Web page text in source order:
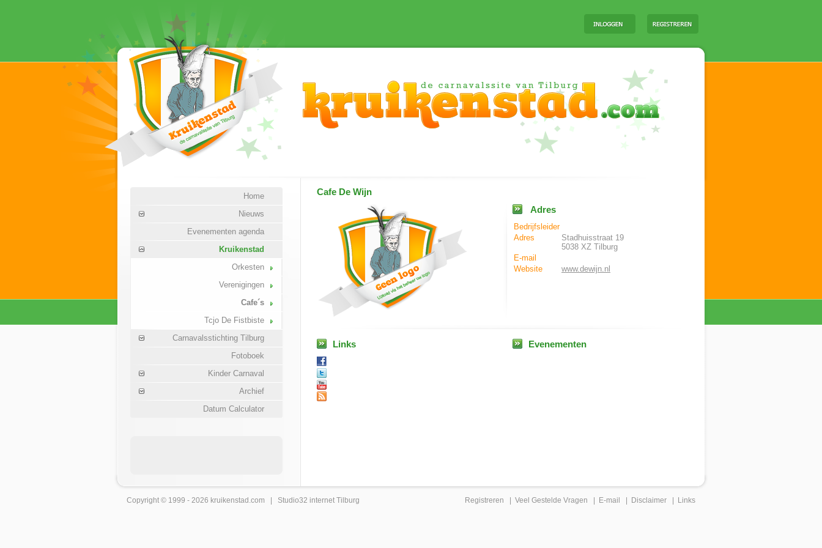
Home
Nieuws
Evenementen agenda
Kruikenstad
Orkesten
Verenigingen
Cafe´s
Tcjo De Fistbiste
Carnavalsstichting Tilburg
Fotoboek
Kinder Carnaval
Archief
Datum Calculator
Cafe De Wijn
Adres
Bedrijfsleider
Adres
Stadhuisstraat 19
5038 XZ Tilburg
E-mail
Website
www.dewijn.nl
Links Evenementen
Copyright © 1999 - 2026 kruikenstad .com | Studio32 internet Tilburg Registreren Veel Gestelde Vragen E-mail Disclaimer Links